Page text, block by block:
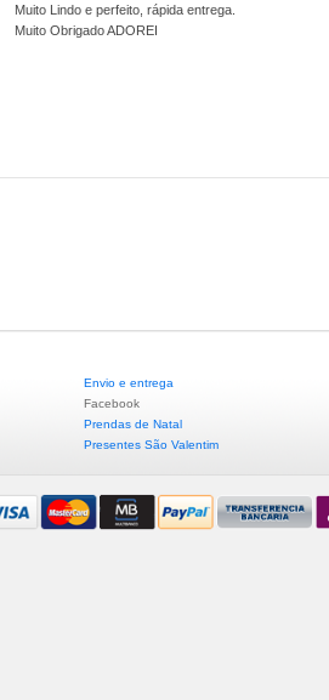
Muito Lindo e perfeito, rápida entrega.
Muito Obrigado ADOREI
Envio e entrega
Facebook
Prendas de Natal
Presentes São Valentim